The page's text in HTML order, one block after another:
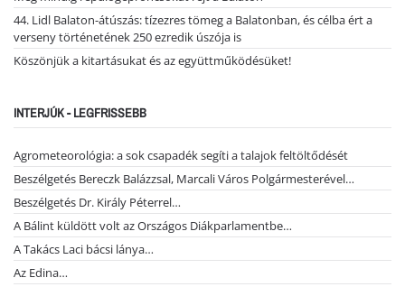
44. Lidl Balaton-átúszás: tízezres tömeg a Balatonban, és célba ért a
verseny történetének 250 ezredik úszója is
Köszönjük a kitartásukat és az együttműködésüket!
INTERJÚK - LEGFRISSEBB
Agrometeorológia: a sok csapadék segíti a talajok feltöltődését
Beszélgetés Bereczk Balázzsal, Marcali Város Polgármesterével…
Beszélgetés Dr. Király Péterrel…
A Bálint küldött volt az Országos Diákparlamentbe…
A Takács Laci bácsi lánya…
Az Edina…